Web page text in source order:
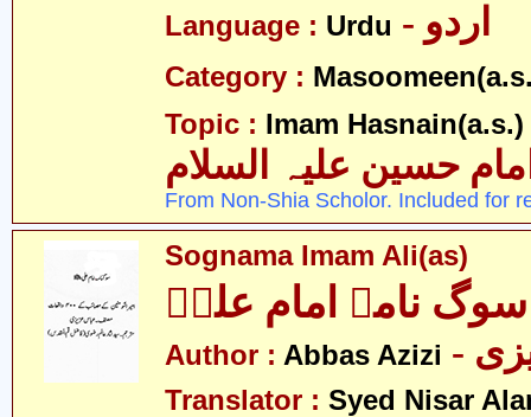
Language : Urdu - اردو
Category :
Topic : Imam Hasnain(a.s.)
حسین علیہ السلام
From Non-Shia Scholor. Included for
Sognama Imam Ali(as)
سوگ نامہ امام علیؑ
Author : Abbas Azizi
Translator : Syed Nisar